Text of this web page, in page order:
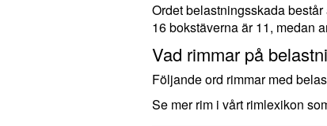
Ordet belastningsskada
16 bokstäverna är 11, medan
Vad rimmar på
Följande ord rimmar med
Se mer rim i vårt rimlexikon